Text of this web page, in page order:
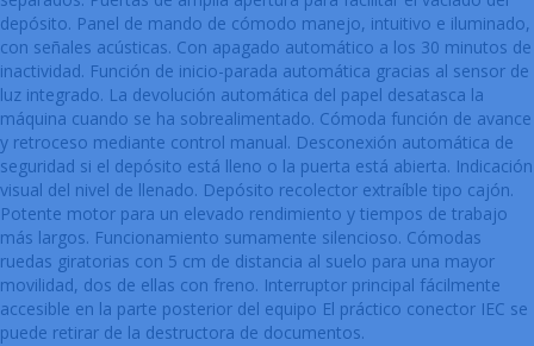
depósito. Panel de mando de cómodo manejo, intuitivo e iluminado,
con señales acústicas. Con apagado automático a los 30 minutos de
inactividad. Función de inicio-parada automática gracias al sensor de
luz integrado. La devolución automática del papel desatasca la
máquina cuando se ha sobrealimentado. Cómoda función de avance
y retroceso mediante control manual. Desconexión automática de
seguridad si el depósito está lleno o la puerta está abierta. Indicación
visual del nivel de llenado. Depósito recolector extraíble tipo cajón.
Potente motor para un elevado rendimiento y tiempos de trabajo
más largos. Funcionamiento sumamente silencioso. Cómodas
ruedas giratorias con 5 cm de distancia al suelo para una mayor
movilidad, dos de ellas con freno. Interruptor principal fácilmente
accesible en la parte posterior del equipo El práctico conector IEC se
puede retirar de la destructora de documentos.